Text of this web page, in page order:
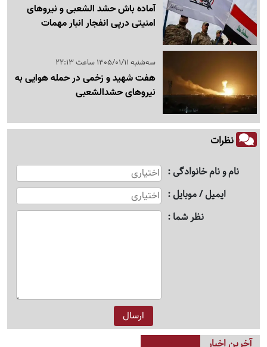
آماده باش حشد الشعبی و نیروهای
امنیتی درپی انفجار انبار مهمات
سه‌شنبه 1405/01/11 ساعت 22:13
هفت شهید و زخمی در حمله هوایی به
نیروهای حشدالشعبی
نظرات
نام و نام خانوادگی
ایمیل / موبایل
نظر شما